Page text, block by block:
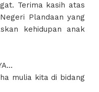
Terima kasih atas
Plandaan yang
kehidupan anak
mulia kita di bidang